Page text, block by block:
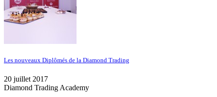
Les nouveaux Diplômés de la Diamond Trading
20 juillet 2017
Diamond Trading Academy